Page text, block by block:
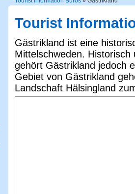
Tourist
Gästrikland ist eine
Mittelschweden.
gehört Gästrikland jedoch
Gebiet von Gästrikland
Landschaft Hälsingland